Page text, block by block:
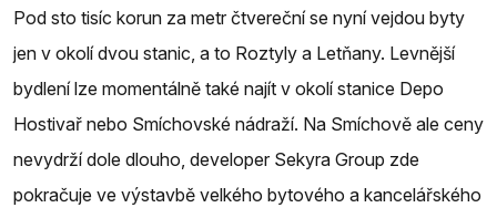
Pod sto tisíc korun za metr čtvereční se nyní vejdou byty
jen v okolí dvou stanic, a to Roztyly a Letňany. Levnější
bydlení lze momentálně také najít v okolí stanice Depo
Hostivař nebo Smíchovské nádraží. Na Smíchově ale ceny
nevydrží dole dlouho, developer Sekyra Group zde
pokračuje ve výstavbě velkého bytového a kancelářského